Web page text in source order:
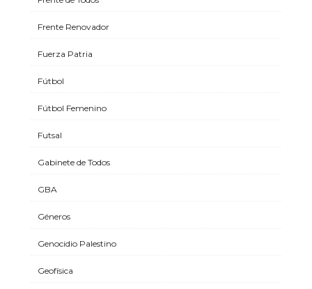
Frente Renovador
Fuerza Patria
Fútbol
Fútbol Femenino
Futsal
Gabinete de Todos
GBA
Géneros
Genocidio Palestino
Geofísica